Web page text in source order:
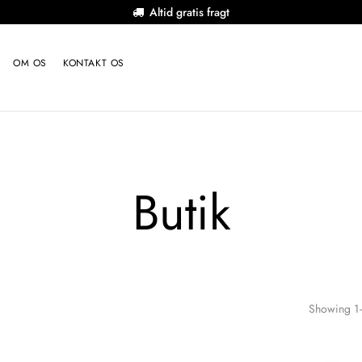
Altid gratis fragt
OM OS KONTAKT OS
Butik
Showing